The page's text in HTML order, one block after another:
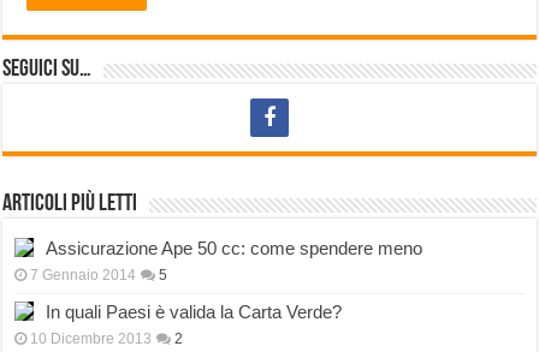
Seguici su…
Articoli più letti
Assicurazione Ape 50 cc: come spendere meno
7 Gennaio 2014 5
In quali Paesi è valida la Carta Verde?
10 Dicembre 2013 2